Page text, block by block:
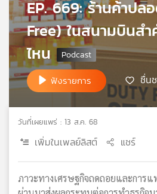
พี
บี
เอส
แผนที่
วิทยุ
เครือ
ข่าย
EP. 669: ร้านค้าปล
Free) ในสนามบินส
ไหน
ฟังรายการ ชื่น
วันที่เผยแพร่ : 13 ส.ค. 68
เพิ่มในเพลย์ลิสต์ แชร์
ภาวะทางเศรษฐกิจถดถอยและการ